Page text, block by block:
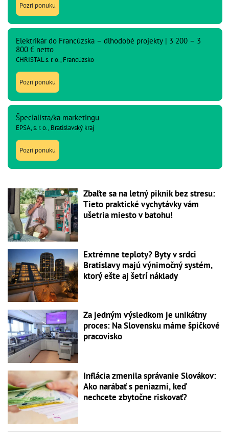
Pozri ponuku
Elektrikár do Francúzska – dlhodobé projekty | 3 200 – 3
800 € netto
CHRISTAL s. r. o., Francúzsko
Pozri ponuku
Špecialista/ka marketingu
EPSA, s. r. o., Bratislavský kraj
Pozri ponuku
Zbaľte sa na letný piknik bez stresu:
Tieto praktické vychytávky vám
ušetria miesto v batohu!
Extrémne teploty? Byty v srdci
Bratislavy majú výnimočný systém,
ktorý ešte aj šetrí náklady
Za jedným výsledkom je unikátny
proces: Na Slovensku máme špičkové
pracovisko
Inflácia zmenila správanie Slovákov:
Ako narábať s peniazmi, keď
nechcete zbytočne riskovať?